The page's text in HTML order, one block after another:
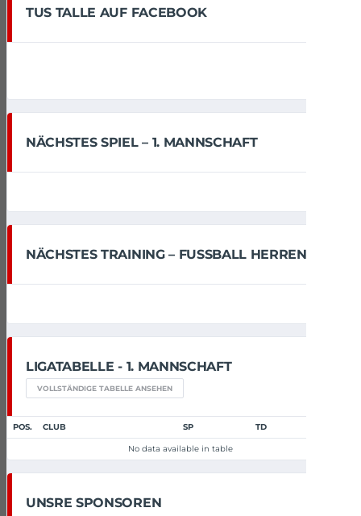
TUS TALLE AUF FACEBOOK
NÄCHSTES SPIEL – 1. MANNSCHAFT
NÄCHSTES TRAINING – FUSSBALL HERREN
LIGATABELLE - 1. MANNSCHAFT
VOLLSTÄNDIGE TABELLE ANSEHEN
POS. CLUB SP TD
No data available in table
UNSRE SPONSOREN